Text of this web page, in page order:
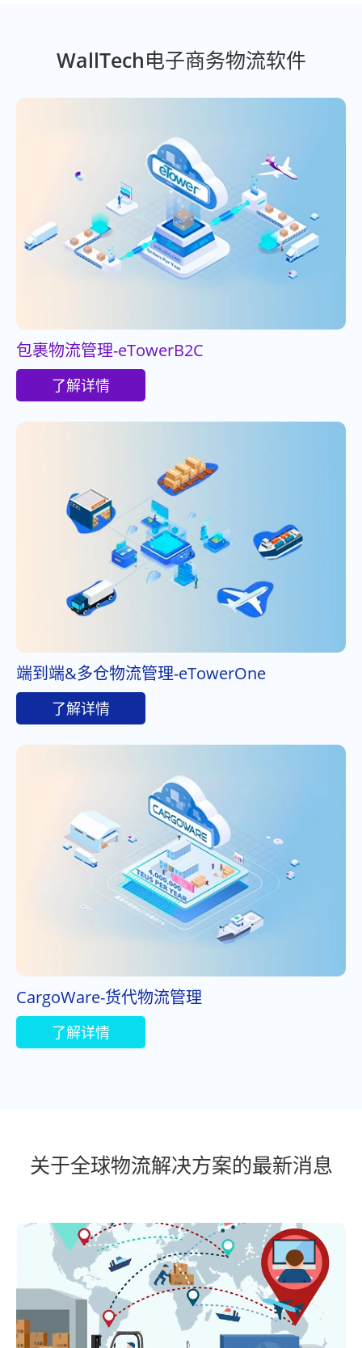
WallTech电子商务物流软件
包裹物流管理-eTowerB2C
了解详情
端到端&多仓物流管理-eTowerOne
了解详情
CargoWare-货代物流管理
了解详情
关于全球物流解决方案的最新消息